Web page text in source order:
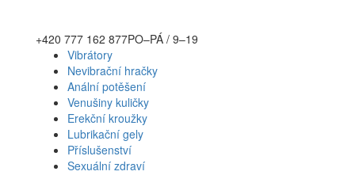
+420 777 162 877PO–PÁ / 9–19
Vibrátory
Nevibrační hračky
Anální potěšení
Venušiny kuličky
Erekční kroužky
Lubrikační gely
Příslušenství
Sexuální zdraví